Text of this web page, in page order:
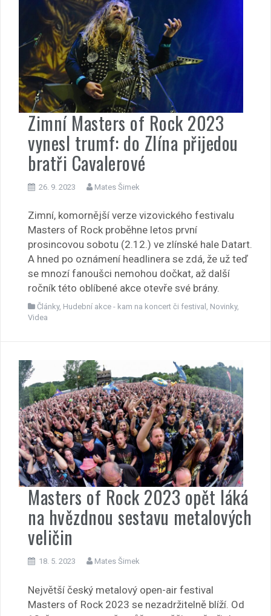
Zimní Masters of Rock 2023
vynesl trumf: do Zlína přijedou
bratři Cavalerové
26. 9. 2023 Mates Šimek
Zimní, komornější verze vizovického festivalu
Masters of Rock proběhne letos první
prosincovou sobotu (2.12.) ve zlínské hale Datart.
A hned po oznámení headlinera se zdá, že už teď
se mnozí fanoušci nemohou dočkat, až další
ročník této oblíbené akce otevře své brány.
Články, Hudební akce - kam na koncert či festival , Novinky,
Videa
Masters of Rock 2023 opět láká
na hvězdnou sestavu metalových
veličin
18. 5. 2023 Mates Šimek
Největší český metalový open-air festival
Masters of Rock 2023 se nezadržitelně blíží. Od